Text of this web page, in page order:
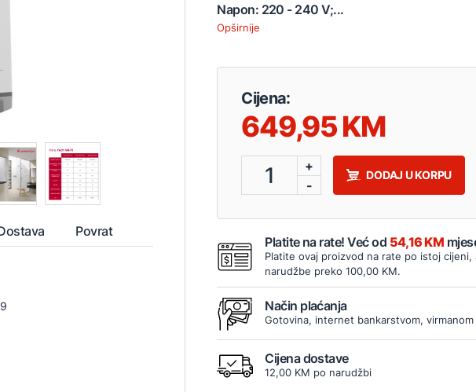
Povrat
Napon: 220 - 240 V;...
Opširnije
Cijena:
649,95
1
+
-
DODAJ U KORPU
Platite na rate! Već od 54,16 KM
Platite ovaj proizvod na rate po istoj cijeni,
narudžbe preko 100,00 KM.
Način plaćanja
Gotovina, internet bankarstvom,
Cijena dostave
12,00 KM po narudžbi